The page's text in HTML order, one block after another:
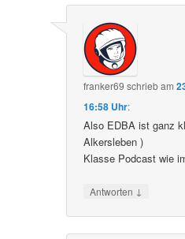
franker69 schriebam
16:58 Uhr:
Also EDBA ist ganz
Alkersleben )
Klasse Podcast wie
Antworten ↓